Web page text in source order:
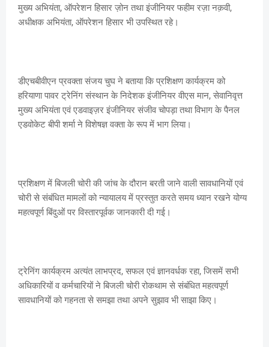
मुख्य अभियंता, ऑपरेशन हिसार ज़ोन तथा इंजीनियर फहीम रज़ा नक़वी,
अधीक्षक अभियंता, ऑपरेशन हिसार भी उपस्थित रहे।
डीएचबीवीएन प्रवक्ता संजय चुघ ने बताया कि प्रशिक्षण कार्यक्रम को
हरियाणा पावर ट्रेनिंग संस्थान के निदेशक इंजीनियर वीएस मान, सेवानिवृत्त
मुख्य अभियंता एवं एडवाइज़र इंजीनियर संजीव चोपड़ा तथा विभाग के पैनल
एडवोकेट बीपी शर्मा ने विशेषज्ञ वक्ता के रूप में भाग लिया।
प्रशिक्षण में बिजली चोरी की जांच के दौरान बरती जाने वाली सावधानियों एवं
चोरी से संबंधित मामलों को न्यायालय में प्रस्तुत करते समय ध्यान रखने योग्य
महत्वपूर्ण बिंदुओं पर विस्तारपूर्वक जानकारी दी गई।
ट्रेनिंग कार्यक्रम अत्यंत लाभप्रद, सफल एवं ज्ञानवर्धक रहा, जिसमें सभी
अधिकारियों व कर्मचारियों ने बिजली चोरी रोकथाम से संबंधित महत्वपूर्ण
सावधानियों को गहनता से समझा तथा अपने सुझाव भी साझा किए।